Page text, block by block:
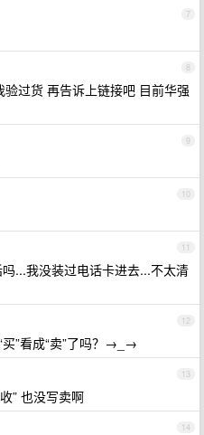
7
8
验过货 再告诉上链接吧 目前华强
9
10
11
...我没装过电话卡进去...不太清
12
买”看成“卖”了吗？→_→
13
” 也没写卖啊
14